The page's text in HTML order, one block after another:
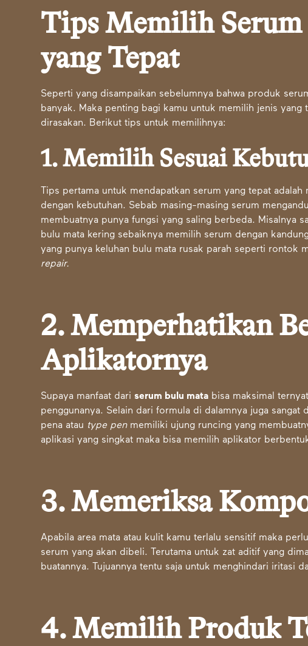
Tips Memilih
yang Tepat
Seperti yang disampaikan sebelumnya bahwa produk
banyak. Maka penting bagi kamu untuk memilih jenis yang
dirasakan. Berikut tips untuk memilihnya:
1. Memilih Sesuai
Tips pertama untuk mendapatkan serum yang tepat
dengan kebutuhan. Sebab masing-masing serum
membuatnya punya fungsi yang saling berbeda. Misalnya
bulu mata kering sebaiknya memilih serum dengan
yang punya keluhan bulu mata rusak parah seperti rontok
repair.
2. Memperhatikan
Aplikatornya
Supaya manfaat dariserum bulu mata bisa maksimal
penggunanya. Selain dari formula di dalamnya juga
pena atau type penmemiliki ujung runcing yang
aplikasi yang singkat maka bisa memilih aplikator
3. Memeriksa
Apabila area mata atau kulit kamu terlalu sensitif maka
serum yang akan dibeli. Terutama untuk zat aditif yang
buatannya. Tujuannya tentu saja untuk menghindari iritasi
4. Memilih Produk